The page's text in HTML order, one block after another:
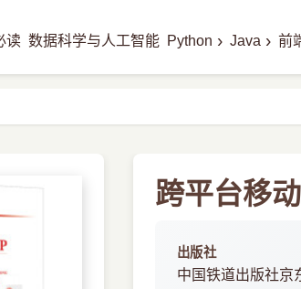
读 数据科学与人工智能 Python › Java › 前
跨平台移
出版社
中国铁道出版社京